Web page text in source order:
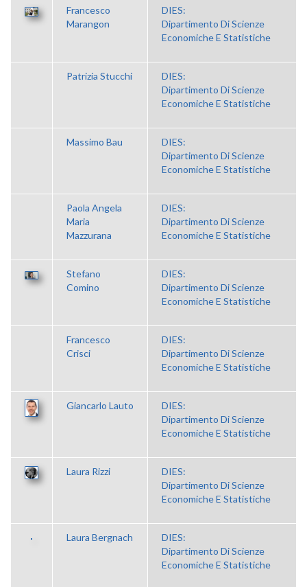
Francesco
Marangon
DIES:
Dipartimento Di Scienze
Economiche E Statistiche
Patrizia Stucchi
DIES:
Dipartimento Di Scienze
Economiche E Statistiche
Massimo Bau
DIES:
Dipartimento Di Scienze
Economiche E Statistiche
Paola Angela
Maria
Mazzurana
DIES:
Dipartimento Di Scienze
Economiche E Statistiche
Stefano
Comino
DIES:
Dipartimento Di Scienze
Economiche E Statistiche
Francesco
Crisci
DIES:
Dipartimento Di Scienze
Economiche E Statistiche
Giancarlo Lauto
DIES:
Dipartimento Di Scienze
Economiche E Statistiche
Laura Rizzi
DIES:
Dipartimento Di Scienze
Economiche E Statistiche
Laura Bergnach
DIES:
Dipartimento Di Scienze
Economiche E Statistiche